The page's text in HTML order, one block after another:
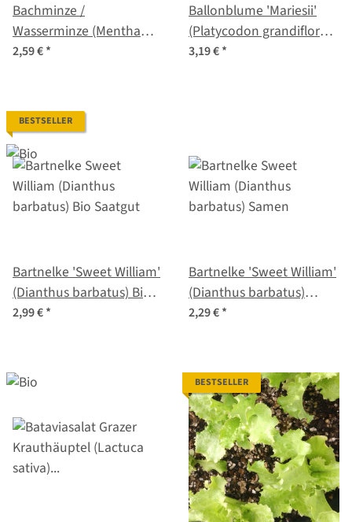
Bachminze /
Wasserminze (Mentha
aquatica) Samen
2,59 €*
Ballonblume 'Mariesii'
(Platycodon grandiflorus)
Bio Saatgut
3,19 €*
BESTSELLER
Bartnelke 'Sweet William'
(Dianthus barbatus) Bio
Saatgut
2,99 €*
Bartnelke 'Sweet William'
(Dianthus barbatus)
Samen
2,29 €*
BESTSELLER